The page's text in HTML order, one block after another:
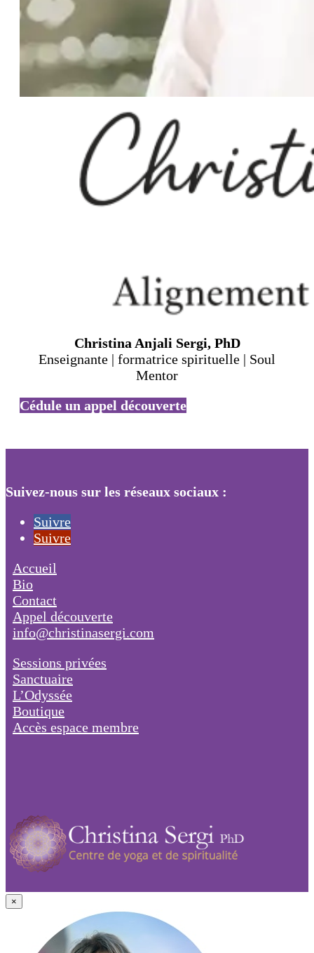
Christina Anjali Sergi, PhD
Enseignante | formatrice spirituelle | Soul
Mentor
Cédule un appel découverte
Suivez-nous sur les réseaux sociaux :
Suivre
Suivre
Accueil
Bio
Contact
Appel découverte
info@christinasergi.com
Sessions privées
Sanctuaire
L’Odyssée
Boutique
Accès espace membre
×